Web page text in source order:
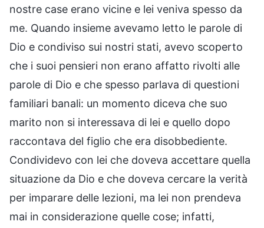
nostre case erano vicine e lei veniva spesso da
me. Quando insieme avevamo letto le parole di
Dio e condiviso sui nostri stati, avevo scoperto
che i suoi pensieri non erano affatto rivolti alle
parole di Dio e che spesso parlava di questioni
familiari banali: un momento diceva che suo
marito non si interessava di lei e quello dopo
raccontava del figlio che era disobbediente.
Condividevo con lei che doveva accettare quella
situazione da Dio e che doveva cercare la verità
per imparare delle lezioni, ma lei non prendeva
mai in considerazione quelle cose; infatti,